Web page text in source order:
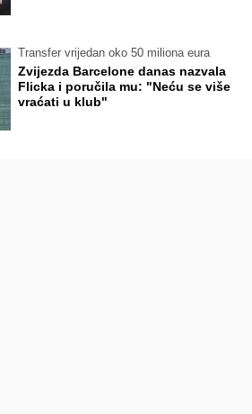
Transfer vrijedan oko 50 miliona eura
Zvijezda Barcelone danas nazvala
Flicka i poručila mu: "Neću se više
vraćati u klub"